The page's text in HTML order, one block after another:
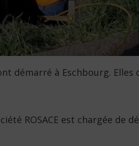
démarré à Eschbourg.
ROSACE est chargée de